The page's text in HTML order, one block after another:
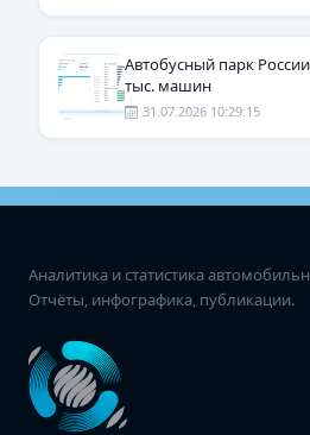
Автобусный парк
тыс. машин
31.07.2026 10:29:15
Аналитика и статистика
Отчёты, инфографика, публикации.